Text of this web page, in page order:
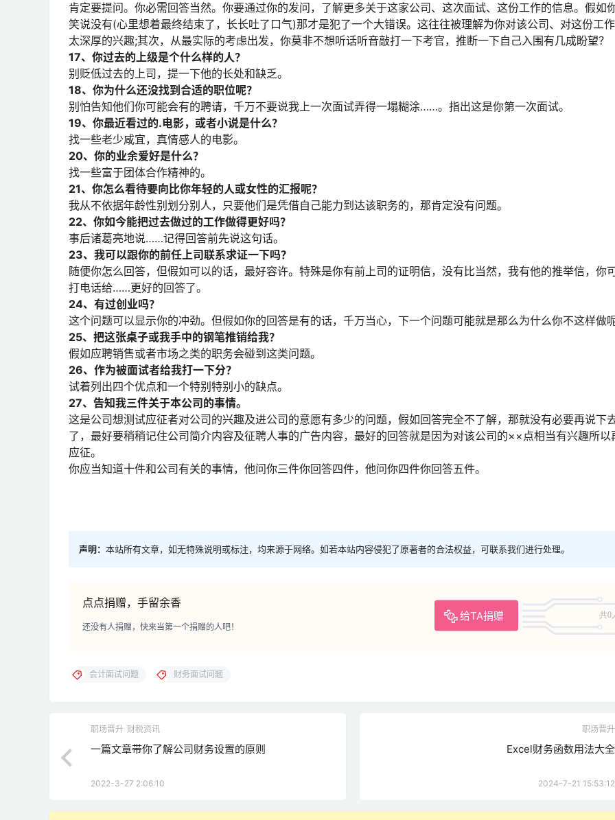
肯定要提问。你必需回答当然。你要通过你的发问，了解更多关于这家公司、这次面试、这份工作的信息。假如
笑说没有(心里想着最终结束了，长长吐了口气)那才是犯了一个大错误。这往往被理解为你对该公司、对这份工
太深厚的兴趣;其次，从最实际的考虑出发，你莫非不想听话听音敲打一下考官，推断一下自己入围有几成盼望？
17、你过去的上级是个什么样的人？
别贬低过去的上司，提一下他的长处和缺乏。
18、你为什么还没找到合适的职位呢？
别怕告知他们你可能会有的聘请，千万不要说我上一次面试弄得一塌糊涂……。指出这是你第一次面试。
19、你最近看过的.电影，或者小说是什么？
找一些老少咸宜，真情感人的电影。
20、你的业余爱好是什么？
找一些富于团体合作精神的。
21、你怎么看待要向比你年轻的人或女性的汇报呢？
我从不依据年龄性别划分别人，只要他们是凭借自己能力到达该职务的，那肯定没有问题。
22、你如今能把过去做过的工作做得更好吗？
事后诸葛亮地说……记得回答前先说这句话。
23、我可以跟你的前任上司联系求证一下吗？
随便你怎么回答，但假如可以的话，最好容许。特殊是你有前上司的证明信，没有比当然，我有他的推举信，你
打电话给……更好的回答了。
24、有过创业吗？
这个问题可以显示你的冲劲。但假如你的回答是有的话，千万当心，下一个问题可能就是那么为什么你不这样做呢
25、把这张桌子或我手中的钢笔推销给我？
假如应聘销售或者市场之类的职务会碰到这类问题。
26、作为被面试者给我打一下分？
试着列出四个优点和一个特别特别小的缺点。
27、告知我三件关于本公司的事情。
这是公司想测试应征者对公司的兴趣及进公司的意愿有多少的问题，假如回答完全不了解，那就没有必要再说下
了，最好要稍稍记住公司简介内容及征聘人事的广告内容，最好的回答就是因为对该公司的××点相当有兴趣所以
应征。
你应当知道十件和公司有关的事情，他问你三件你回答四件，他问你四件你回答五件。
声明： 本站所有文章，如无特殊说明或标注，均来源于网络。如若本站内容侵犯了原著者的合法权益，可联系我们进行处理。
点点捐赠，手留余香
给TA捐赠 共0
还没有人捐赠，快来当第一个捐赠的人吧！
会计面试问题 财务面试问题
职场晋升 财税资讯
一篇文章带你了解公司财务设置的原则
2022-3-27 2:06:10
职场晋升
Excel财务函数用法大全
2024-7-21 15:53:12